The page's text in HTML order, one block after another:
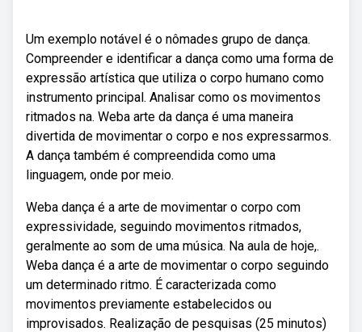
Um exemplo notável é o nômades grupo de dança.
Compreender e identificar a dança como uma forma de
expressão artística que utiliza o corpo humano como
instrumento principal. Analisar como os movimentos
ritmados na. Weba arte da dança é uma maneira
divertida de movimentar o corpo e nos expressarmos.
A dança também é compreendida como uma
linguagem, onde por meio.
Weba dança é a arte de movimentar o corpo com
expressividade, seguindo movimentos ritmados,
geralmente ao som de uma música. Na aula de hoje,.
Weba dança é a arte de movimentar o corpo seguindo
um determinado ritmo. É caracterizada como
movimentos previamente estabelecidos ou
improvisados. Realização de pesquisas (25 minutos)